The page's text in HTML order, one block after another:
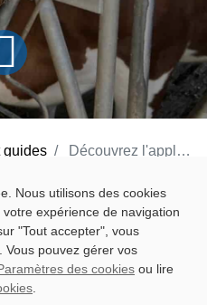
guides Découvrez l'application MooConnect : L'élevage laitier facilité par les données
challenges farmers face in
the well-being of your
a powerful suite of solutions,
Bree, andRoboPusher
acting as an essential gateway
Nous utilisons des cookies
expérience de navigation
"Tout accepter", vous
Vous pouvez gérer vos
des cookies ou lire